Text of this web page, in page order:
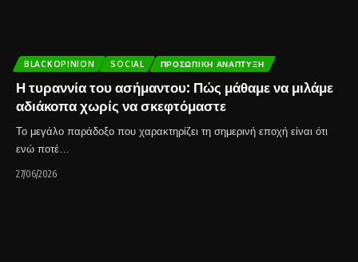
BLACKOPINION SOCIAL ΠΡΟΣΩΠΙΚΉ ΑΝΆΠΤΥΞΗ
Η τυραννία του ασήμαντου: Πώς μάθαμε να μιλάμε
αδιάκοπα χωρίς να σκεφτόμαστε
Το μεγάλο παράδοξο που χαρακτηρίζει τη σημερινή εποχή είναι ότι
ενώ ποτέ…
27/06/2026